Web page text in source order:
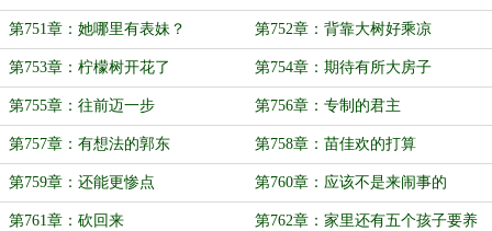
第751章：她哪里有表妹？ 第752章：背靠大树好乘凉
第753章：柠檬树开花了 第754章：期待有所大房子
第755章：往前迈一步 第756章：专制的君主
第757章：有想法的郭东 第758章：苗佳欢的打算
第759章：还能更惨点 第760章：应该不是来闹事的
第761章：砍回来 第762章：家里还有五个孩子要养